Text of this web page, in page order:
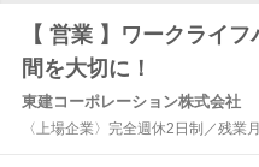
【 営業 】ワークライ
間を大切に！
東建コーポレーション株式会社
〈上場企業〉完全週休2日制／残業